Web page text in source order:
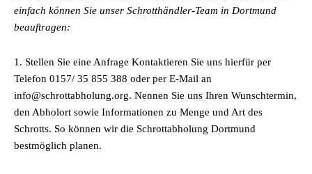
einfach können Sie unser Schrotthändler-Team in Dortmund
beauftragen:
1. Stellen Sie eine Anfrage Kontaktieren Sie uns hierfür per
Telefon 0157/ 35 855 388 oder per E-Mail an
info@schrottabholung.org. Nennen Sie uns Ihren Wunschtermin,
den Abholort sowie Informationen zu Menge und Art des
Schrotts. So können wir die Schrottabholung Dortmund
bestmöglich planen.